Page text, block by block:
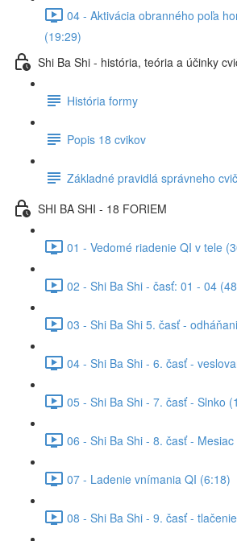
04 - Aktivácia obranného poľa
(19:29)
Shi Ba Shi - história, teória a účinky
História formy
Popis 18 cvikov
Základné pravidlá správneho
SHI BA SHI - 18 FORIEM
01 - Vedomé riadenie QI v tele
02 - Shi Ba Shi - časť: 01 - 04
03 - Shi Ba Shi 5. časť -
04 - Shi Ba Shi - 6. časť -
05 - Shi Ba Shi - 7. časť - Slnko
06 - Shi Ba Shi - 8. časť -
07 - Ladenie vnímania QI (6:18)
08 - Shi Ba Shi - 9. časť -